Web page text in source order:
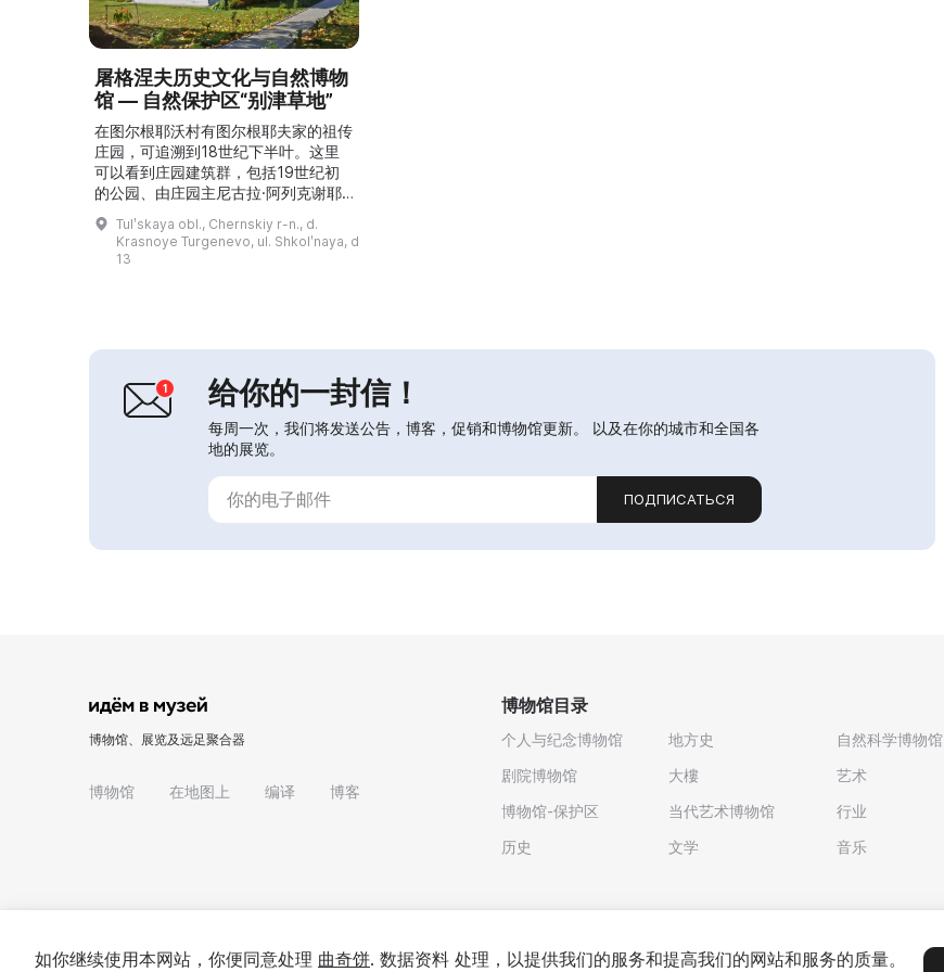
屠格涅夫历史文化与自然博物
馆 — 自然保护区“别津草地”
在图尔根耶沃村有图尔根耶夫家的祖传
庄园，可追溯到18世纪下半叶。这里
可以看到庄园建筑群，包括19世纪初
的公园、由庄园主尼古拉·阿列克谢耶
维奇·图尔根耶夫于1795年兴建的圣母
入庙教堂（Введение во храм
Пресвятой Богородицы）、曾为伊
Tulʹskaya obl., Chernskiy r-n., d.
Krasnoye Turgenevo, ul. Shkolʹnaya, d
13
给你的一封信！
每周一次，我们将发送公告，博客，促销和博物馆更新。 以及在你的城市和全国各
地的展览。
ПОДПИСАТЬСЯ
博物馆、展览及远足聚合器
博物馆 在地图上 编译 博客
博物馆目录
个人与纪念博物馆
剧院博物馆
博物馆-保护区
历史
地方史
大樓
当代艺术博物馆
文学
自然科学博物馆
艺术
行业
音乐
如你继续使用本网站，你便同意处理 曲奇饼. 数据资料 处理，以提供我们的服务和提高我们的网站和服务的质量。